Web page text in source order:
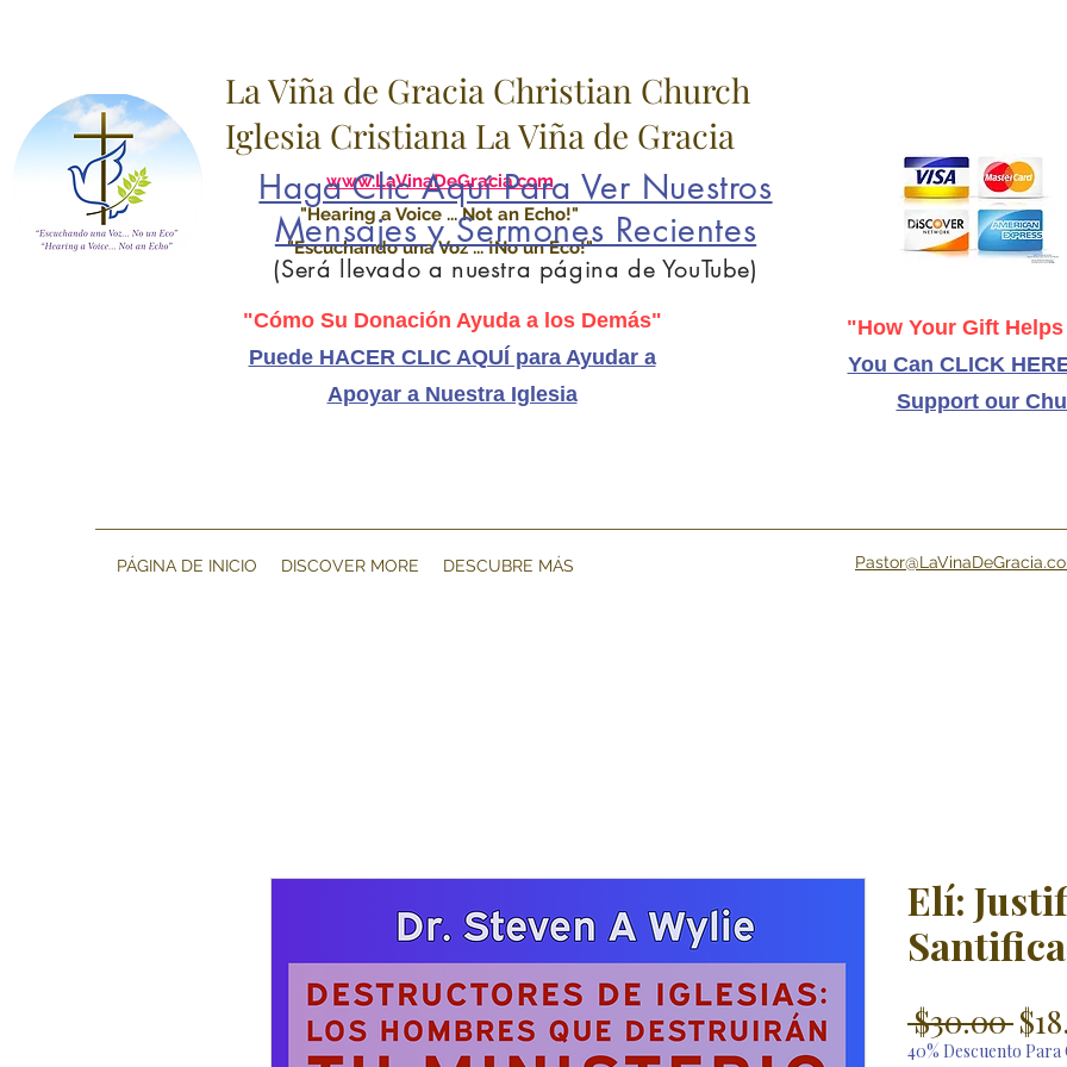
La Viña de Gracia Christian Church
Iglesia Cristiana La Viña de Gracia
www.LaVinaDeGracia.com
"Hearing a Voice ... Not an Echo!"
"Escuchando una Voz ... ¡No un Eco!"
"Cómo Su Donación Ayuda a los Demás"
Puede HACER CLIC AQUÍ para Ayudar a
Apoyar a Nuestra Iglesia
Haga Clic Aquí Para Ver Nuestros
Mensajes y Sermones Recientes
(Será llevado a nuestra página de YouTube)
"How Your Gift
You Can CLICK
Support our
PÁGINA DE INICIO DISCOVER MORE DESCUBRE MÁS
Elí:
$30.00
40% Descuento Para